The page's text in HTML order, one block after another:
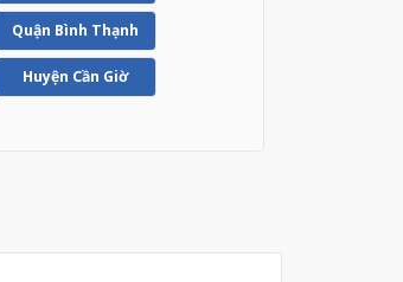
Quận Bình Thạnh
Huyện Cần Giờ